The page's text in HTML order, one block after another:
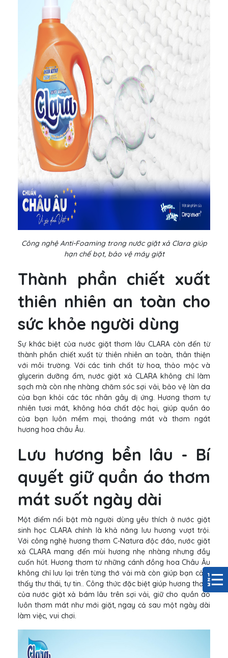
Công nghệ Anti-Foaming trong nước giặt xả Clara giúp
hạn chế bọt, bảo vệ máy giặt
Thành phần chiết xuất
thiên nhiên an toàn cho
sức khỏe người dùng
Sự khác biệt của nước giặt thơm lâu CLARA còn đến từ
thành phần chiết xuất từ thiên nhiên an toàn, thân thiện
với môi trường. Với các tinh chất từ hoa, thảo mộc và
glycerin dưỡng ẩm, nước giặt xả CLARA không chỉ làm
sạch mà còn nhẹ nhàng chăm sóc sợi vải, bảo vệ làn da
của bạn khỏi các tác nhân gây dị ứng. Hương thơm tự
nhiên tươi mát, không hóa chất độc hại, giúp quần áo
của bạn luôn mềm mại, thoáng mát và thơm ngát
hương hoa châu Âu.
Lưu hương bền lâu - Bí
quyết giữ quần áo thơm
mát suốt ngày dài
Một điểm nổi bật mà người dùng yêu thích ở nước giặt
sinh học CLARA chính là khả năng lưu hương vượt trội.
Với công nghệ hương thơm C-Natura độc đáo, nước giặt
xả CLARA mang đến mùi hương nhẹ nhàng nhưng đầy
cuốn hút. Hương thơm từ những cánh đồng hoa Châu Âu
không chỉ lưu lại trên từng thớ vải mà còn giúp bạn cảm
thấy thư thái, tự tin.. Công thức đặc biệt giúp hương thơm
của nước giặt xả bám lâu trên sợi vải, giữ cho quần áo
luôn thơm mát như mới giặt, ngay cả sau một ngày dài
làm việc, vui chơi.